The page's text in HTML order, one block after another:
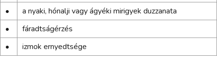
•
a nyaki, hónalji vagy ágyéki mirigyek duzzanata
•
fáradtságérzés
•
izmok ernyedtsége